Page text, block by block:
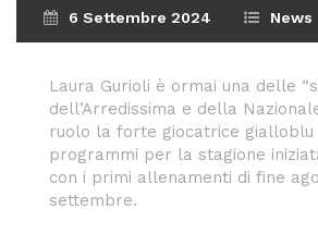
6 Settembre 2024 News
Laura Gurioli è ormai una delle
dell’Arredissima e della
ruolo la forte giocatrice gialloblu
programmi per la stagione
con i primi allenamenti di fine
settembre.